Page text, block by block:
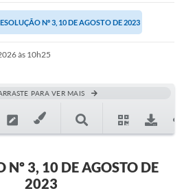
Nº 3, 10 DE AGOSTO DE 2023
às 10h25
PARA VER MAIS
Nº 3, 10 DE AGOSTO DE
2023